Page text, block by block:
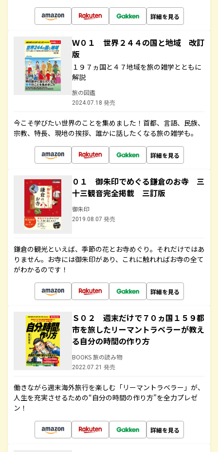
詳細を見る
Ｗ０１ 世界２４４の国と地域 改訂
版
１９７ヵ国と４７地域を旅の雑学とともに
解説
旅の図鑑
2024.07.18 発売
今こそ学びたい世界のことを集めました！首都、言語、民族、
宗教、特長、現地の挨拶、誰かに話したくなる旅の雑学も。
詳細を見る
０１ 御朱印でめぐる鎌倉のお寺 三
十三観音完全掲載 三訂版
御朱印
2019.08.07 発売
鎌倉の観光といえば、季節の花とお寺めぐり。それだけではあ
りません。お寺には御朱印があり、これに触れればお寺の全て
がわかるのです！
詳細を見る
Ｓ０２ 週末だけで７０ヵ国１５９都
市を旅したリーマントラベラーが教え
る自分の時間の作り方
BOOKS 旅の読み物
2022.07.21 発売
働きながら週末海外旅行を楽しむ「リーマントラベラー」が、
人生を充実させるための“自分の時間の作り方”を全力プレゼ
ン！
詳細を見る